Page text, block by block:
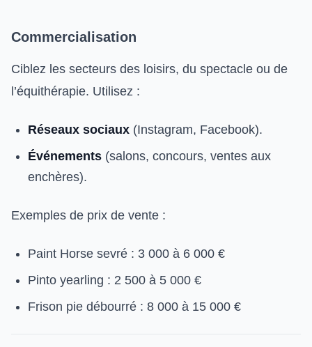
Commercialisation
Ciblez les secteurs des loisirs, du spectacle ou de
l’équithérapie. Utilisez :
Réseaux sociaux (Instagram, Facebook).
Événements (salons, concours, ventes aux
enchères).
Exemples de prix de vente :
Paint Horse sevré : 3 000 à 6 000 €
Pinto yearling : 2 500 à 5 000 €
Frison pie débourré : 8 000 à 15 000 €